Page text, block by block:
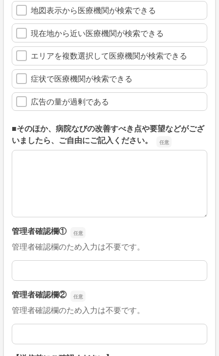
地図表示から医療機関が検索できる
現在地から近い医療機関が検索できる
エリアを複数選択して医療機関が検索できる
症状で医療機関が検索できる
広告の量が過剰である
■そのほか、病院なびの改善すべき点や要望などがござ
いましたら、ご自由にご記入ください。
■そのほか、病院なびの改善すべき点や要望などがござい
管理者確認欄①
管理者確認欄のため入力は不要です。
管理者確認欄①
管理者確認欄②
管理者確認欄のため入力は不要です。
管理者確認欄②